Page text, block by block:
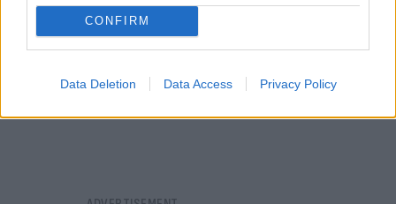
CONFIRM
Data Deletion Data Access Privacy Policy